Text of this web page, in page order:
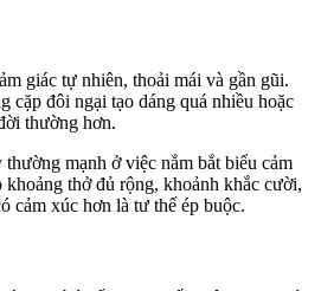
giác tự nhiên, thoải mái và gần gũi.
đôi ngại tạo dáng quá nhiều hoặc
thường hơn.
mạnh ở việc nắm bắt biểu cảm
thở đủ rộng, khoảnh khắc cười,
cảm xúc hơn là tư thế ép buộc.